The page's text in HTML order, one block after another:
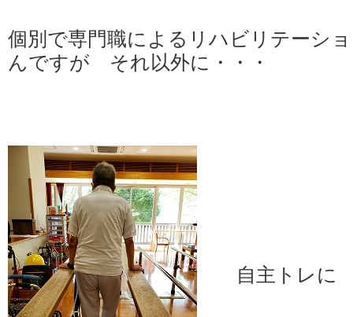
個別で専門職によるリハビリテーシ
んですが それ以外に・・・
自主トレに